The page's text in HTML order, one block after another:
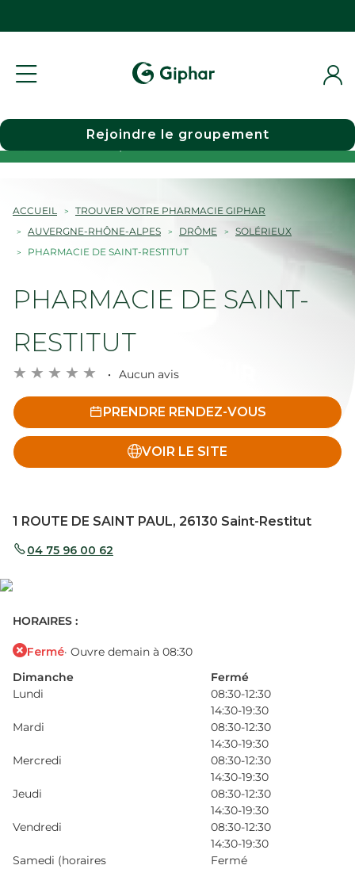
Choisir une pharmacie
Rejoindre le groupement
ACCUEIL
TROUVER VOTRE PHARMACIE GIPHAR
AUVERGNE-RHÔNE-ALPES
DRÔME
SOLÉRIEUX
PHARMACIE DE SAINT-RESTITUT
PHARMACIE DE SAINT-
RESTITUT
Aucun avis
PRENDRE RENDEZ-VOUS
VOIR LE SITE
1 ROUTE DE SAINT PAUL, 26130 Saint-Restitut
04 75 96 00 62
HORAIRES :
Fermé· Ouvre demain à 08:30
Dimanche
Fermé
Lundi
08:30-12:30
14:30-19:30
Mardi
08:30-12:30
14:30-19:30
Mercredi
08:30-12:30
14:30-19:30
Jeudi
08:30-12:30
14:30-19:30
Vendredi
08:30-12:30
14:30-19:30
Samedi (horaires
Fermé